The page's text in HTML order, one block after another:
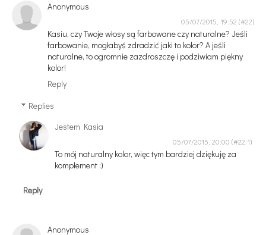
Anonymous
05/07/2015, 19:52
Kasiu, czy Twoje włosy są farbowane czy naturalne? Jeśli
farbowanie, mogłabyś zdradzić jaki to kolor? A jeśli
naturalne, to ogromnie zazdroszczę i podziwiam piękny
kolor!
Reply
Replies
Jestem Kasia
05/07/2015, 20:00
To mój naturalny kolor, więc tym bardziej dziękuję za
komplement :)
Reply
Anonymous